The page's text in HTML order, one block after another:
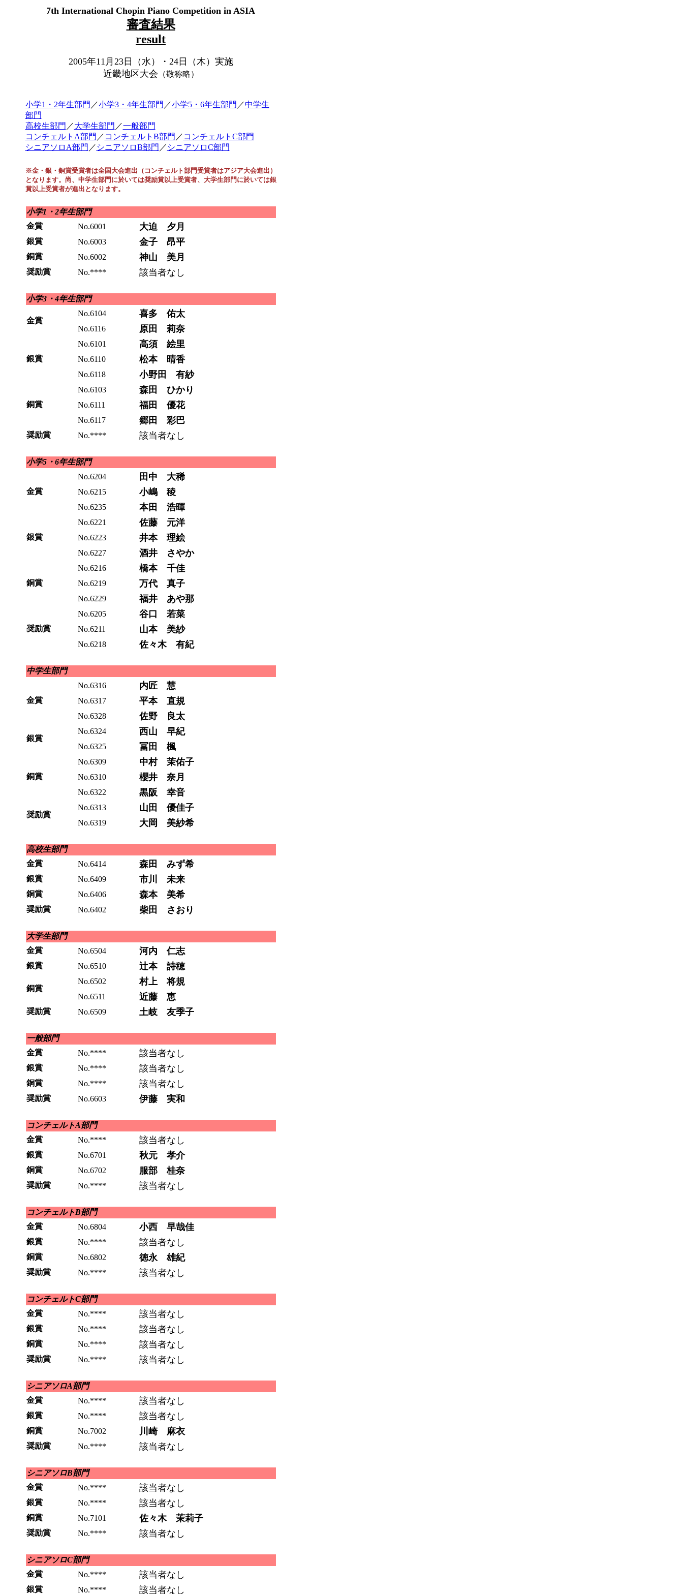
7th International Chopin Piano Competition in ASIA
審査結果
result
2005年11月23日（水）・24日（木）実施
近畿地区大会 （敬称略）
小学1・2年生部門 ／小学3・4年生部門 ／小学5・6年生部門 ／中学生
部門
高校生部門 ／大学生部門 ／一般部門
コンチェルトA部門 ／ コンチェルトB部門 ／ コンチェルトC部門
シニアソロA部門 ／ シニアソロB部門 ／ シニアソロC部門
※金・銀・銅賞受賞者は全国大会進出（コンチェルト部門受賞者はアジア大会進出）
となります。尚、中学生部門に於いては奨励賞以上受賞者、大学生部門に於いては銀
賞以上受賞者が進出となります。
小学1・2年生部門
金賞
No.6001 大迫 夕月
銀賞 No.6003 金子 昂平
銅賞 No.6002 神山 美月
奨励賞 No.**** 該当者なし
小学3・4年生部門
金賞
No.6104 喜多 佑太
No.6116 原田 莉奈
銀賞
No.6101 高須 絵里
No.6110 松本 晴香
No.6118 小野田 有紗
銅賞
No.6103 森田 ひかり
No.6111 福田 優花
No.6117 郷田 彩巴
奨励賞 No.**** 該当者なし
小学5・6年生部門
金賞
No.6204 田中 大稀
No.6215 小嶋 稜
No.6235 本田 浩暉
銀賞
No.6221 佐藤 元洋
No.6223 井本 理絵
No.6227 酒井 さやか
銅賞
No.6216 橋本 千佳
No.6219 万代 真子
No.6229 福井 あや那
奨励賞
No.6205 谷口 若菜
No.6211 山本 美紗
No.6218 佐々木 有紀
中学生部門
金賞
No.6316 内匠 慧
No.6317 平本 直規
No.6328 佐野 良太
銀賞
No.6324 西山 早紀
No.6325 冨田 楓
銅賞
No.6309 中村 茉佑子
No.6310 櫻井 奈月
No.6322 黒阪 幸音
奨励賞
No.6313 山田 優佳子
No.6319 大岡 美紗希
高校生部門
金賞
No.6414 森田 みず希
銀賞 No.6409 市川 未来
銅賞 No.6406 森本 美希
奨励賞 No.6402 柴田 さおり
大学生部門
金賞
No.6504 河内 仁志
銀賞 No.6510 辻本 詩穂
銅賞
No.6502 村上 将規
No.6511 近藤 恵
奨励賞 No.6509 土岐 友季子
一般部門
金賞
No.**** 該当者なし
銀賞 No.**** 該当者なし
銅賞 No.**** 該当者なし
奨励賞 No.6603 伊藤 実和
コンチェルトA部門
金賞
No.**** 該当者なし
銀賞 No.6701 秋元 孝介
銅賞 No.6702 服部 桂奈
奨励賞 No.**** 該当者なし
コンチェルトB部門
金賞
No.6804 小西 早哉佳
銀賞 No.**** 該当者なし
銅賞 No.6802 徳永 雄紀
奨励賞 No.**** 該当者なし
コンチェルトC部門
金賞
No.**** 該当者なし
銀賞 No.**** 該当者なし
銅賞 No.**** 該当者なし
奨励賞 No.**** 該当者なし
シニアソロA部門
金賞
No.**** 該当者なし
銀賞 No.**** 該当者なし
銅賞 No.7002 川崎 麻衣
奨励賞 No.**** 該当者なし
シニアソロB部門
金賞
No.**** 該当者なし
銀賞 No.**** 該当者なし
銅賞 No.7101 佐々木 茉莉子
奨励賞 No.**** 該当者なし
シニアソロC部門
金賞
No.**** 該当者なし
銀賞 No.**** 該当者なし